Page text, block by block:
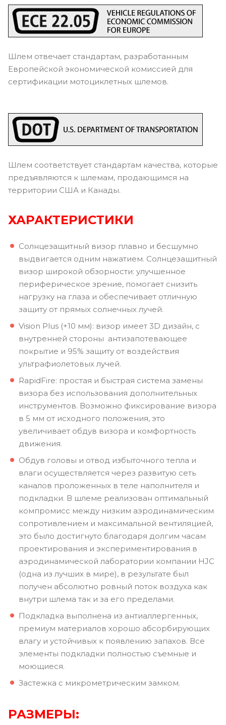
Шлем отвечает стандартам, разработанным
Европейской экономической комиссией для
сертификации мотоциклетных шлемов.
Шлем соответствует стандартам качества, которые
предъявляются к шлемам, продающимся на
территории США и Канады.
ХАРАКТЕРИСТИКИ
Солнцезащитный визор плавно и бесшумно
выдвигается одним нажатием. Солнцезащитный
визор широкой обзорности: улучшенное
периферическое зрение, помогает снизить
нагрузку на глаза и обеспечивает отличную
защиту от прямых солнечных лучей.
Vision Plus (+10 мм): визор имеет 3D дизайн, с
внутренней стороны антизапотевающее
покрытие и 95% защиту от воздействия
ультрафиолетовых лучей.
RapidFire: простая и быстрая система замены
визора без использования дополнительных
инструментов. Возможно фиксирование визора
в 5 мм от исходного положения, это
увеличивает обдув визора и комфортность
движения.
Обдув головы и отвод избыточного тепла и
влаги осуществляется через развитую сеть
каналов проложенных в теле наполнителя и
подкладки. В шлеме реализован оптимальный
компромисс между низким аэродинамическим
сопротивлением и максимальной вентиляцией,
это было достигнуто благодаря долгим часам
проектирования и экспериментирования в
аэродинамической лаборатории компании HJC
(одна из лучших в мире), в результате был
получен абсолютно ровный поток воздуха как
внутри шлема так и за его пределами.
Подкладка выполнена из антиаллергенных,
премиум материалов хорошо абсорбирующих
влагу и устойчивых к появлению запахов. Все
элементы подкладки полностью съемные и
моющиеся.
Застежка с микрометрическим замком.
РАЗМЕРЫ: